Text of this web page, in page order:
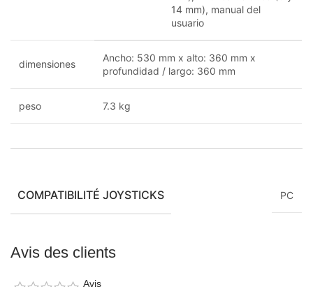
14 mm), manual del
usuario
dimensiones
Ancho: 530 mm x alto: 360 mm x
profundidad / largo: 360 mm
peso 7.3 kg
COMPATIBILITÉ JOYSTICKS PC
Avis des clients
Avis